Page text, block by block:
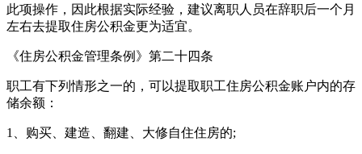
此项操作，因此根据实际经验，建议离职人员在辞职后一个月
左右去提取住房公积金更为适宜。
《住房公积金管理条例》第二十四条
职工有下列情形之一的，可以提取职工住房公积金账户内的存
储余额：
1、购买、建造、翻建、大修自住住房的;